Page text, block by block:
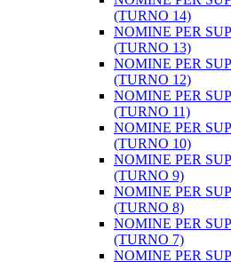
(TURNO 14)
NOMINE PER
(TURNO 13)
NOMINE PER
(TURNO 12)
NOMINE PER
(TURNO 11)
NOMINE PER
(TURNO 10)
NOMINE PER
(TURNO 9)
NOMINE PER
(TURNO 8)
NOMINE PER
(TURNO 7)
NOMINE PER